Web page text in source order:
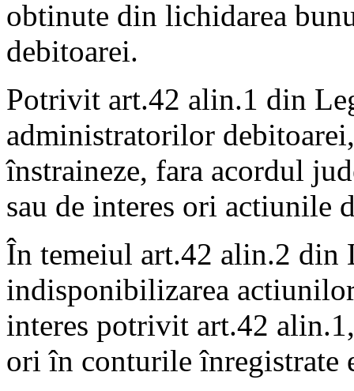
obtinute din lichidarea
debitoarei.
Potrivit art.42 alin.1 din
administratorilor
înstraineze, fara acordul
sau de interes ori actiunile
În temeiul art.42 alin.2 din
indisponibilizarea
interes potrivit art.42
ori în conturile înregistrate